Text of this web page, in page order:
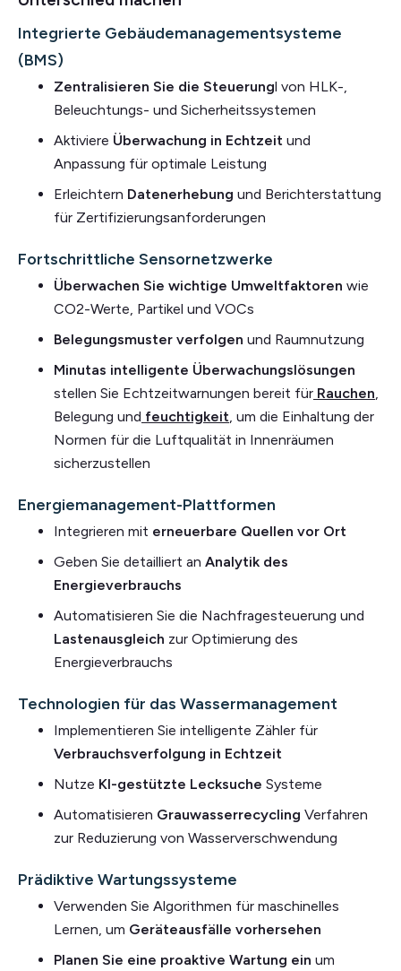
Integrierte Gebäudemanagementsysteme
(BMS)
Zentralisieren Sie die Steuerungl von HLK-,
Beleuchtungs- und Sicherheitssystemen
Aktiviere Überwachung in Echtzeit und
Anpassung für optimale Leistung
Erleichtern Datenerhebung und Berichterstattung
für Zertifizierungsanforderungen
Fortschrittliche Sensornetzwerke
Überwachen Sie wichtige Umweltfaktoren wie
CO2-Werte, Partikel und VOCs
Belegungsmuster verfolgen und Raumnutzung
Minutas intelligente Überwachungslösungen
stellen Sie Echtzeitwarnungen bereit für Rauchen,
Belegung und feuchtigkeit, um die Einhaltung der
Normen für die Luftqualität in Innenräumen
sicherzustellen
Energiemanagement-Plattformen
Integrieren mit erneuerbare Quellen vor Ort
Geben Sie detailliert an Analytik des
Energieverbrauchs
Automatisieren Sie die Nachfragesteuerung und
Lastenausgleich zur Optimierung des
Energieverbrauchs
Technologien für das Wassermanagement
Implementieren Sie intelligente Zähler für
Verbrauchsverfolgung in Echtzeit
Nutze KI-gestützte Lecksuche Systeme
Automatisieren Grauwasserrecycling Verfahren
zur Reduzierung von Wasserverschwendung
Prädiktive Wartungssysteme
Verwenden Sie Algorithmen für maschinelles
Lernen, um Geräteausfälle vorhersehen
Planen Sie eine proaktive Wartung ein um